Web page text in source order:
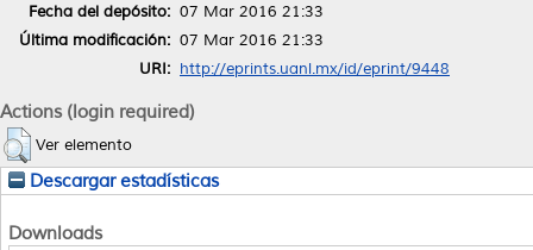
Fecha del depósito: 07 Mar 2016 21:33
Última modificación: 07 Mar 2016 21:33
URI: http://eprints.uanl.mx/id/eprint/9448
Actions (login required)
Ver elemento
Descargar estadísticas
Downloads